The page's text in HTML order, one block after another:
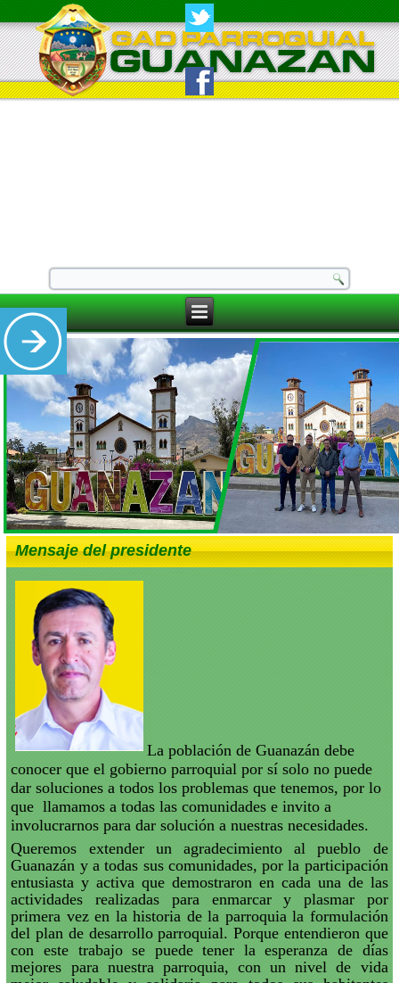
Mensaje del presidente
La población de Guanazán debe
conocer que el gobierno parroquial por sí solo no puede
dar soluciones a todos los problemas que tenemos, por lo
que llamamos a todas las comunidades e invito a
involucrarnos paradar solución a nuestras necesidades.
Queremos extender un agradecimiento al pueblo de
Guanazán y a todas sus comunidades, por la participación
entusiasta y activa que demostraron en cada una de las
actividades realizadas para enmarcar y plasmar por
primera vez en la historia de la parroquia la formulación
del plan de desarrollo parroquial. Porque entendieron que
con este trabajo se puede tener la esperanza de días
mejores para nuestra parroquia, con un nivel de vida